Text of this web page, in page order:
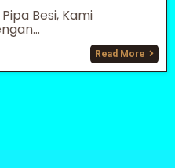
Besi, Kami
Read More